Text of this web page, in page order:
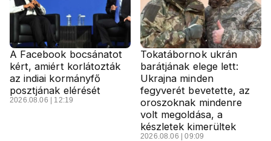
A Facebook bocsánatot
kért, amiért korlátozták
az indiai kormányfő
posztjának elérését
2026.08.06 | 12:19
Tokatábornok ukrán
barátjának elege lett:
Ukrajna minden
fegyverét bevetette, az
oroszoknak mindenre
volt megoldása, a
készletek kimerültek
2026.08.06 | 09:09